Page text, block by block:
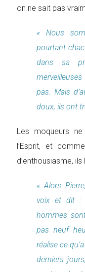
on ne sait pas
« Nous
pourtant
dans sa
pas. Mais
doux, ils ont
Les moqueurs
l’Esprit, et
d’enthousiasme,
« Alors
voix et dit :
hommes
pas neuf
réalise ce
derniers